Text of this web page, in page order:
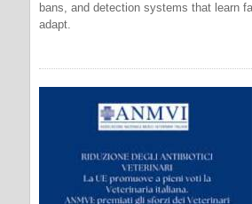
bans, and detection systems that learn
adapt.